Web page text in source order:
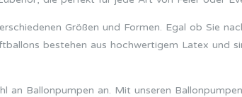
Größen und Formen. Egal ob Sie
bestehen aus hochwertigem Latex und
Ballonpumpen an. Mit unseren